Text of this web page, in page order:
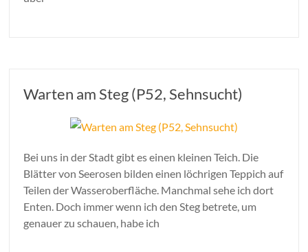
Warten am Steg (P52, Sehnsucht)
Bei uns in der Stadt gibt es einen kleinen Teich. Die
Blätter von Seerosen bilden einen löchrigen Teppich auf
Teilen der Wasseroberfläche. Manchmal sehe ich dort
Enten. Doch immer wenn ich den Steg betrete, um
genauer zu schauen, habe ich